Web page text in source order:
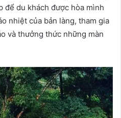
để du khách được hòa mình
nhiệt của bản làng, tham gia
và thưởng thức những màn